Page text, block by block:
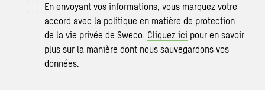
En envoyant vos informations, vous marquez votre
accord avec la politique en matière de protection
de la vie privée de Sweco. Cliquez ici pour en savoir
plus sur la manière dont nous sauvegardons vos
données.